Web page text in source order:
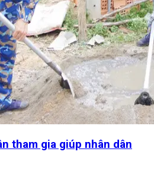
tham gia giúp nhân dân